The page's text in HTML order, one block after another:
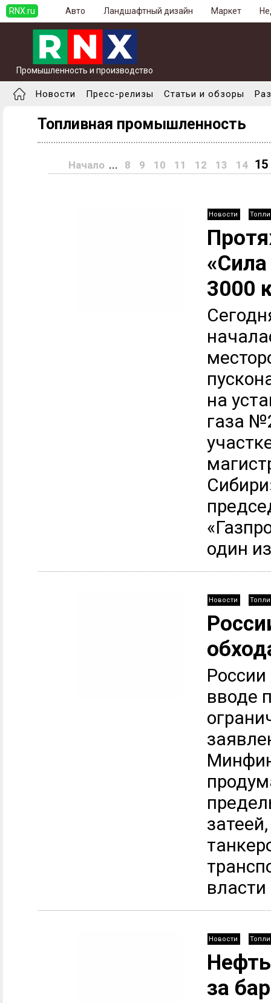
RNX.ru Авто Ландшафтный дизайн Маркет
Промышленность и производство
Новости Пресс-релизы Статьи и обзоры
Топливная промышленность
Начало ... 8 9 10 11 12 13 14 15
Новости
3000
на
газа
один
Новости
вводе
Новости
за